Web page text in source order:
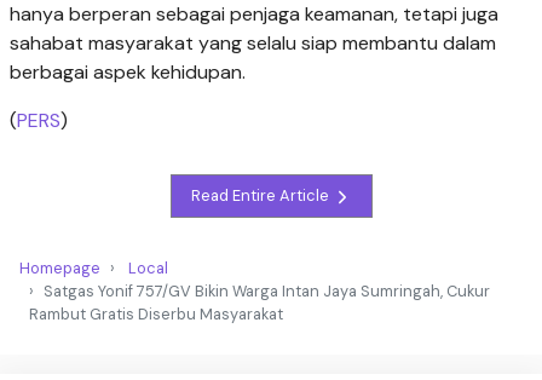
hanya berperan sebagai penjaga keamanan, tetapi juga
sahabat masyarakat yang selalu siap membantu dalam
berbagai aspek kehidupan.
(PERS)
Read Entire Article
Homepage
Local
Satgas Yonif 757/GV Bikin Warga Intan Jaya Sumringah, Cukur
Rambut Gratis Diserbu Masyarakat